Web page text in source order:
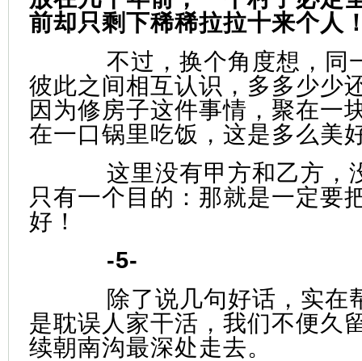
前却只剩下稀稀拉拉十来个人
不过，换个角度想，同
彼此之间相互认识，多多少少
因为修房子这件事情，聚在一
在一口锅里吃饭，这是多么美
这里没有甲方和乙方，
只有一个目的：那就是一定要
好！
-5-
除了说几句好话，实在
是耽误人家干活，我们不便久
续朝南沟最深处走去。